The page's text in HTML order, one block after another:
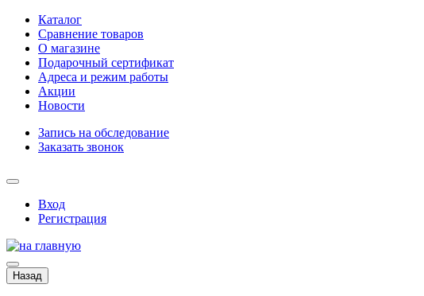
Каталог
Сравнение товаров
О магазине
Подарочный сертификат
Адреса и режим работы
Акции
Новости
Запись на обследование
Заказать звонок
Вход
Регистрация
Назад